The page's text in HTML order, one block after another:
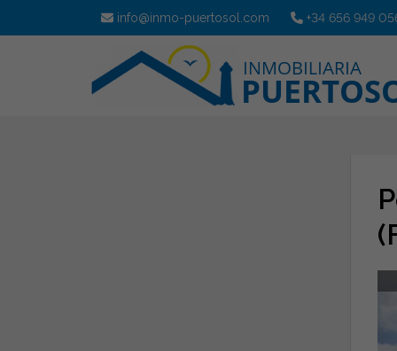
info@inmo-puertosol.com +34 656 949